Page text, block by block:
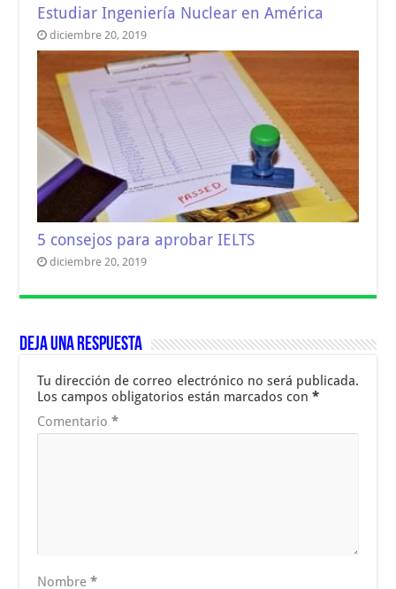
Estudiar Ingeniería Nuclear en América
diciembre 20, 2019
5 consejos para aprobar IELTS
diciembre 20, 2019
Deja una respuesta
Tu dirección de correo electrónico no será publicada.
Los campos obligatorios están marcados con*
Comentario*
Nombre*